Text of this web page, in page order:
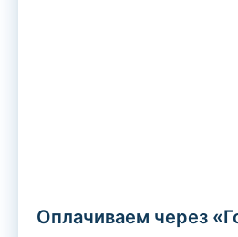
Оплачиваем через